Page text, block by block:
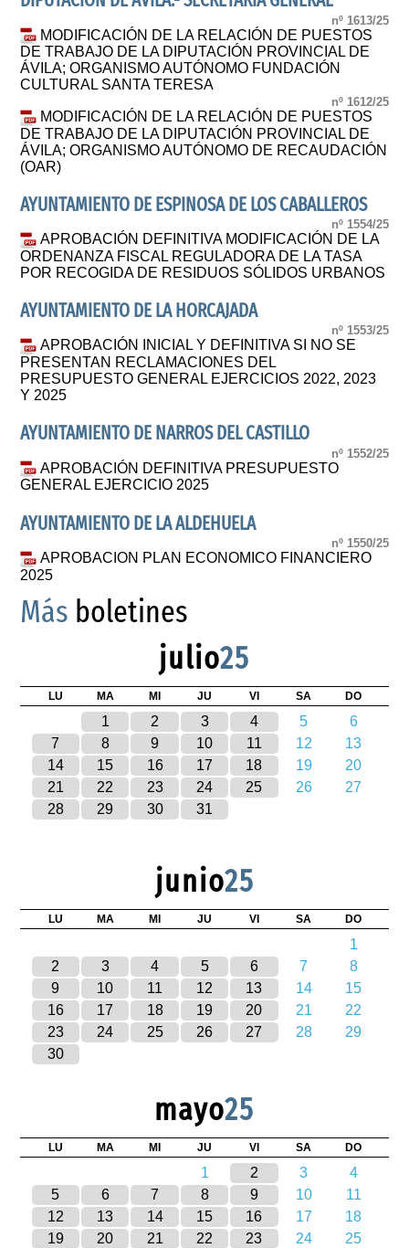
nº 1613/25
MODIFICACIÓN DE LA RELACIÓN DE PUESTOS
DE TRABAJO DE LA DIPUTACIÓN PROVINCIAL DE
ÁVILA; ORGANISMO AUTÓNOMO FUNDACIÓN
CULTURAL SANTA TERESA
nº 1612/25
MODIFICACIÓN DE LA RELACIÓN DE PUESTOS
DE TRABAJO DE LA DIPUTACIÓN PROVINCIAL DE
ÁVILA; ORGANISMO AUTÓNOMO DE RECAUDACIÓN
(OAR)
AYUNTAMIENTO DE ESPINOSA DE LOS CABALLEROS
nº 1554/25
APROBACIÓN DEFINITIVA MODIFICACIÓN DE LA
ORDENANZA FISCAL REGULADORA DE LA TASA
POR RECOGIDA DE RESIDUOS SÓLIDOS URBANOS
AYUNTAMIENTO DE LA HORCAJADA
nº 1553/25
APROBACIÓN INICIAL Y DEFINITIVA SI NO SE
PRESENTAN RECLAMACIONES DEL
PRESUPUESTO GENERAL EJERCICIOS 2022, 2023
Y 2025
AYUNTAMIENTO DE NARROS DEL CASTILLO
nº 1552/25
APROBACIÓN DEFINITIVA PRESUPUESTO
GENERAL EJERCICIO 2025
AYUNTAMIENTO DE LA ALDEHUELA
nº 1550/25
APROBACION PLAN ECONOMICO FINANCIERO
2025
Más boletines
julio25
LU MA MI JU VI SA DO
1 2 3 4 5
6
7
8 9 10 11 12
13
14
15 16 17 18 19
20
21
22 23 24 25 26
27
28
29 30 31
junio25
LU MA MI JU VI SA DO
1
2
3 4 5 6 7
8
9
10 11 12 13 14
15
16
17 18 19 20 21
22
23
24 25 26 27 28
29
30
mayo25
LU MA MI JU VI SA DO
1 2 3
4
5
6 7 8 9 10
11
12
13 14 15 16 17
18
19
20 21 22 23 24
25